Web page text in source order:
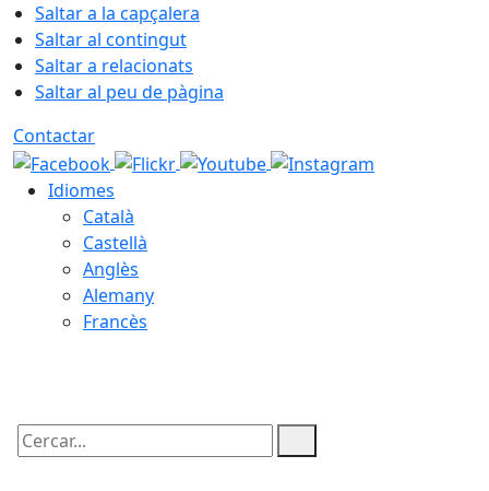
Saltar a la capçalera
Saltar al contingut
Saltar a relacionats
Saltar al peu de pàgina
Contactar
Idiomes
Català
Castellà
Anglès
Alemany
Francès
Cercar: